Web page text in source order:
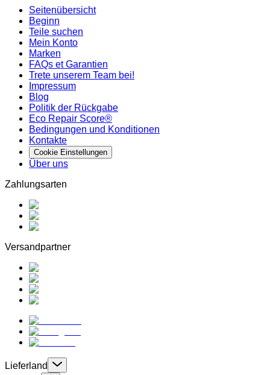
Seitenübersicht
Beginn
Teile suchen
Mein Konto
Marken
FAQs et Garantien
Trete unserem Team bei!
Impressum
Blog
Politik der Rückgabe
Eco Repair Score®
Bedingungen und Konditionen
Kontakte
Cookie Einstellungen
Über uns
Zahlungsarten
Versandpartner
Lieferland